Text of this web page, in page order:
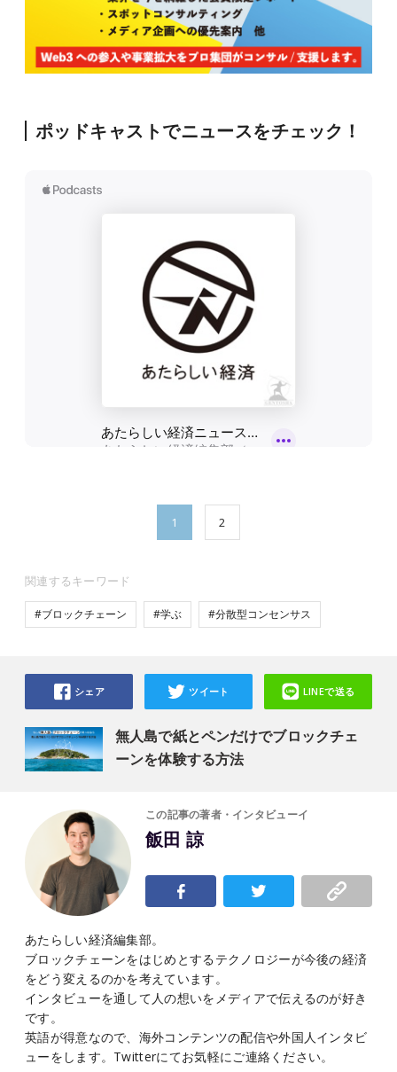
ポッドキャストでニュースをチェック！
1 2
関連するキーワード
#ブロックチェーン #学ぶ #分散型コンセンサス
無人島で紙とペンだけでブロックチェ
ーンを体験する方法
シェア ツイート LINEで送る
この記事の著者・インタビューイ
飯田 諒
あたらしい経済編集部。
ブロックチェーンをはじめとするテクノロジーが今後の経済
をどう変えるのかを考えています。
インタビューを通して人の想いをメディアで伝えるのが好き
です。
英語が得意なので、海外コンテンツの配信や外国人インタビ
ューをします。Twitterにてお気軽にご連絡ください。